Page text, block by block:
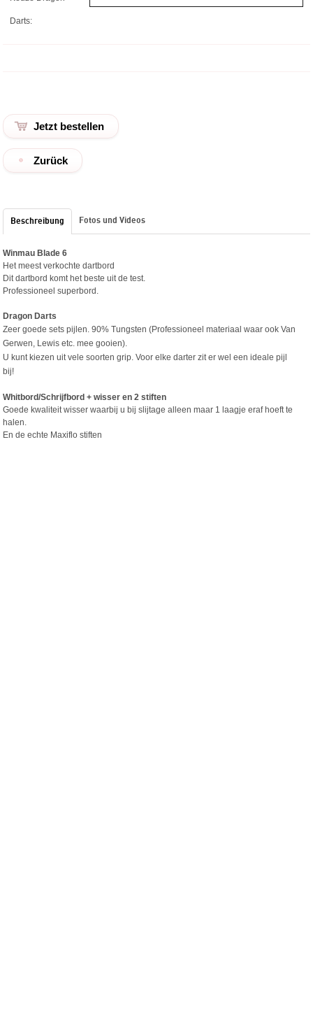
Darts:
Zurück
Beschreibung Fotos und Videos
Winmau Blade 6
Het meest verkochte dartbord
Dit dartbord komt het beste uit de test.
Professioneel superbord.
Dragon Darts
Zeer goede sets pijlen. 90% Tungsten (Professioneel materiaal waar ook Van
Gerwen, Lewis etc. mee gooien).
U kunt kiezen uit vele soorten grip. Voor elke darter zit er wel een ideale pijl
bij!
Whitbord/Schrijfbord + wisser en 2 stiften
Goede kwaliteit wisser waarbij u bij slijtage alleen maar 1 laagje eraf hoeft te
halen.
En de echte Maxiflo stiften